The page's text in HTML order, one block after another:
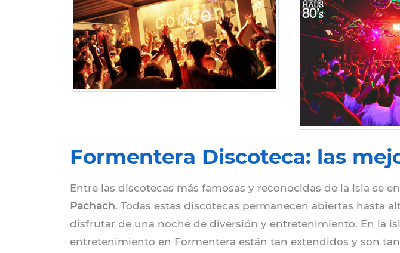
Formentera Discoteca: las
Entre las discotecas más famosas y reconocidas de la isla se
Pachach. Todas estas discotecas permanecen abiertas hasta
disfrutar de una noche de diversión y entretenimiento. En la
entretenimiento en Formentera están tan extendidos y son